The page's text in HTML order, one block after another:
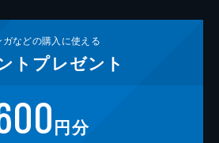
ガなどの購入に使える
ト プレゼント
円分